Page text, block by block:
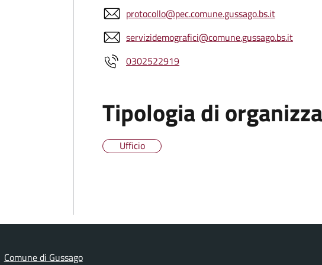
protocollo@pec.comune.gussago.bs.it
servizidemografici@comune.gussago.bs.it
0302522919
Tipologia di
Ufficio
Comune di Gussago